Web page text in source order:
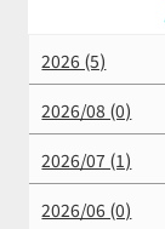
2026 (5)
2026/08 (0)
2026/07 (1)
2026/06 (0)